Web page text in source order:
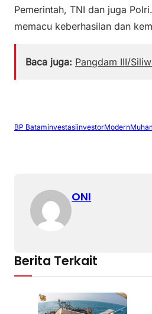
Pemerintah, TNI dan juga
memacu keberhasilan dan
Baca juga: Pangdam III/
BP BataminvestasiinvestorModern
ONI
Berita Terkait